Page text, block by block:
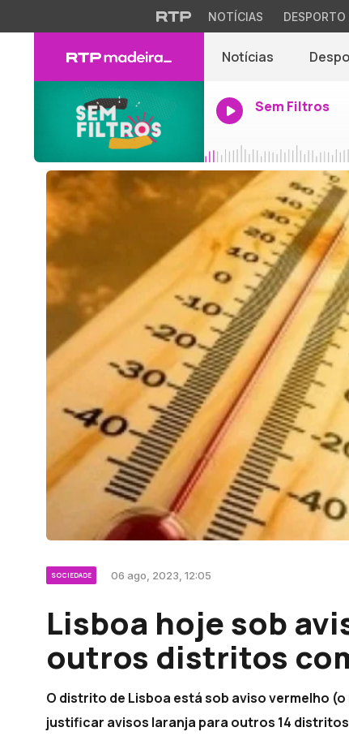
NOTÍCIAS DESPORTO
Notícias
Sem Filtros
SOCIEDADE 06 ago, 2023, 12:05
Lisboa hoje sob
outros distritos
O distrito de Lisboa está sob aviso vermelho
justificar avisos laranja para outros 14